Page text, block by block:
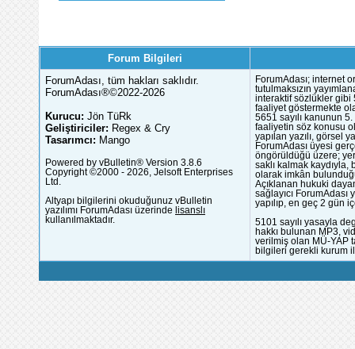
Forum Bilgileri
ForumAdası, tüm hakları saklıdır.
ForumAdası®©2022-2026
Kurucu: Jön TüRk
Geliştiriciler: Regex & Cry
Tasarımcı: Mango
Powered by vBulletin® Version 3.8.6
Copyright ©2000 - 2026, Jelsoft Enterprises
Ltd.
Altyapı bilgilerini okuduğunuz vBulletin
yazılımı ForumAdası üzerinde lisanslı
kullanılmaktadır.
ForumAdası; internet
tutulmaksızın
interaktif sözlükler gibi
faaliyet göstermekte
5651 sayılı kanunun
faaliyetin söz konusu
yapılan yazılı, görsel
ForumAdası üyesi
öngörüldüğü üzere;
saklı kalmak
olarak imkân
Açıklanan hukuki
sağlayıcı
yapılıp, en geç 2 gün
5101 sayılı yasayla
hakkı bulunan MP3,
verilmiş olan MÜ-YAP
bilgileri gerekli kurum